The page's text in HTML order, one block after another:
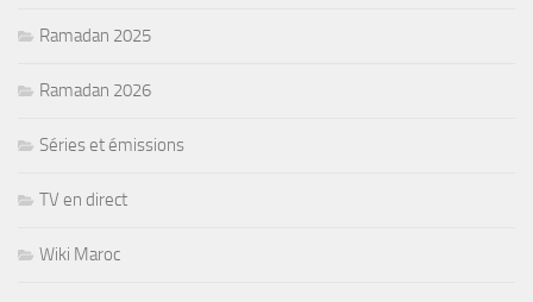
Ramadan 2025
Ramadan 2026
Séries et émissions
TV en direct
Wiki Maroc